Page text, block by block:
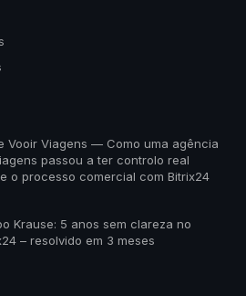
Vooir Viagens — Como uma agência
passou a ter controlo real
o processo comercial com Bitrix24
Krause: 5 anos sem clareza no
– resolvido em 3 meses